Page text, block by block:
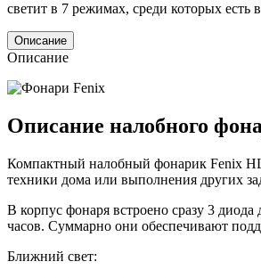
светит в 7 режимах, среди которых есть
Описание
Описание
Описание налобного
Компактный налобный фонарик Fenix
техники дома или выполнения других
В корпус фонаря встроено сразу 3
часов. Суммарно они обеспечивают
Ближний свет: